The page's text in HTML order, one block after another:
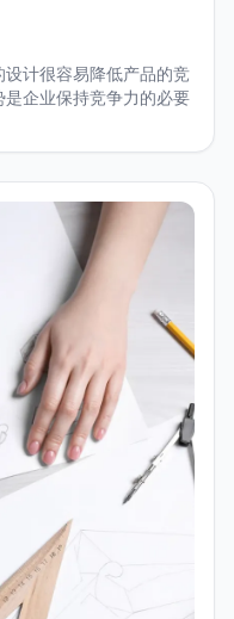
计很容易降低产品的竞
企业保持竞争力的必要